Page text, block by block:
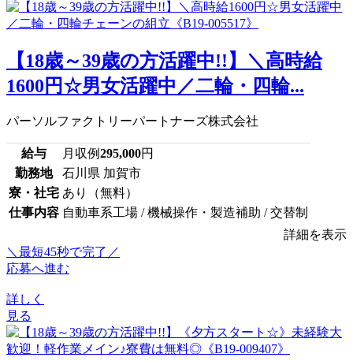
【18歳～39歳の方活躍中!!】＼高時給
1600円☆男女活躍中／二輪・四輪...
パーソルファクトリーパートナーズ株式会社
給与 月収例295,000円
勤務地
石川県 加賀市
寮・社宅 あり（無料）
仕事内容 自動車系工場 / 機械操作・製造補助 / 交替制
詳細を表示
＼最短45秒で完了／
応募へ進む
詳しく
見る